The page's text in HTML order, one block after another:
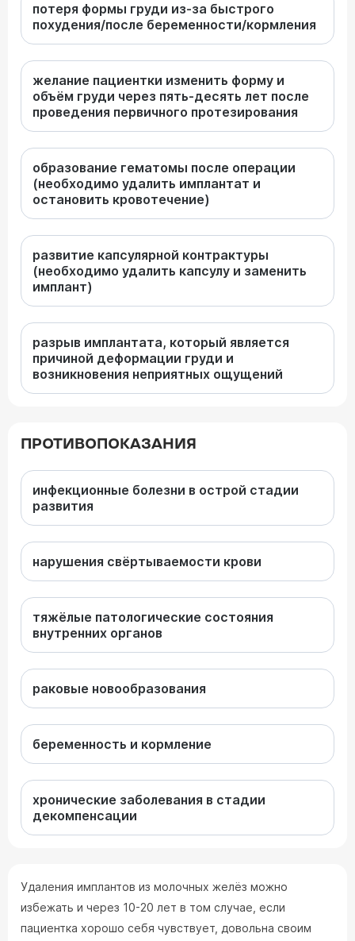
потеря формы груди из-за быстрого
похудения/после беременности/кормления
желание пациентки изменить форму и
объём груди через пять-десять лет после
проведения первичного протезирования
образование гематомы после операции
(необходимо удалить имплантат и
остановить кровотечение)
развитие капсулярной контрактуры
(необходимо удалить капсулу и заменить
имплант)
разрыв имплантата, который является
причиной деформации груди и
возникновения неприятных ощущений
ПРОТИВОПОКАЗАНИЯ
инфекционные болезни в острой стадии
развития
нарушения свёртываемости крови
тяжёлые патологические состояния
внутренних органов
раковые новообразования
беременность и кормление
хронические заболевания в стадии
декомпенсации
Удаления имплантов из молочных желёз можно
избежать и через 10-20 лет в том случае, если
пациентка хорошо себя чувствует, довольна своим